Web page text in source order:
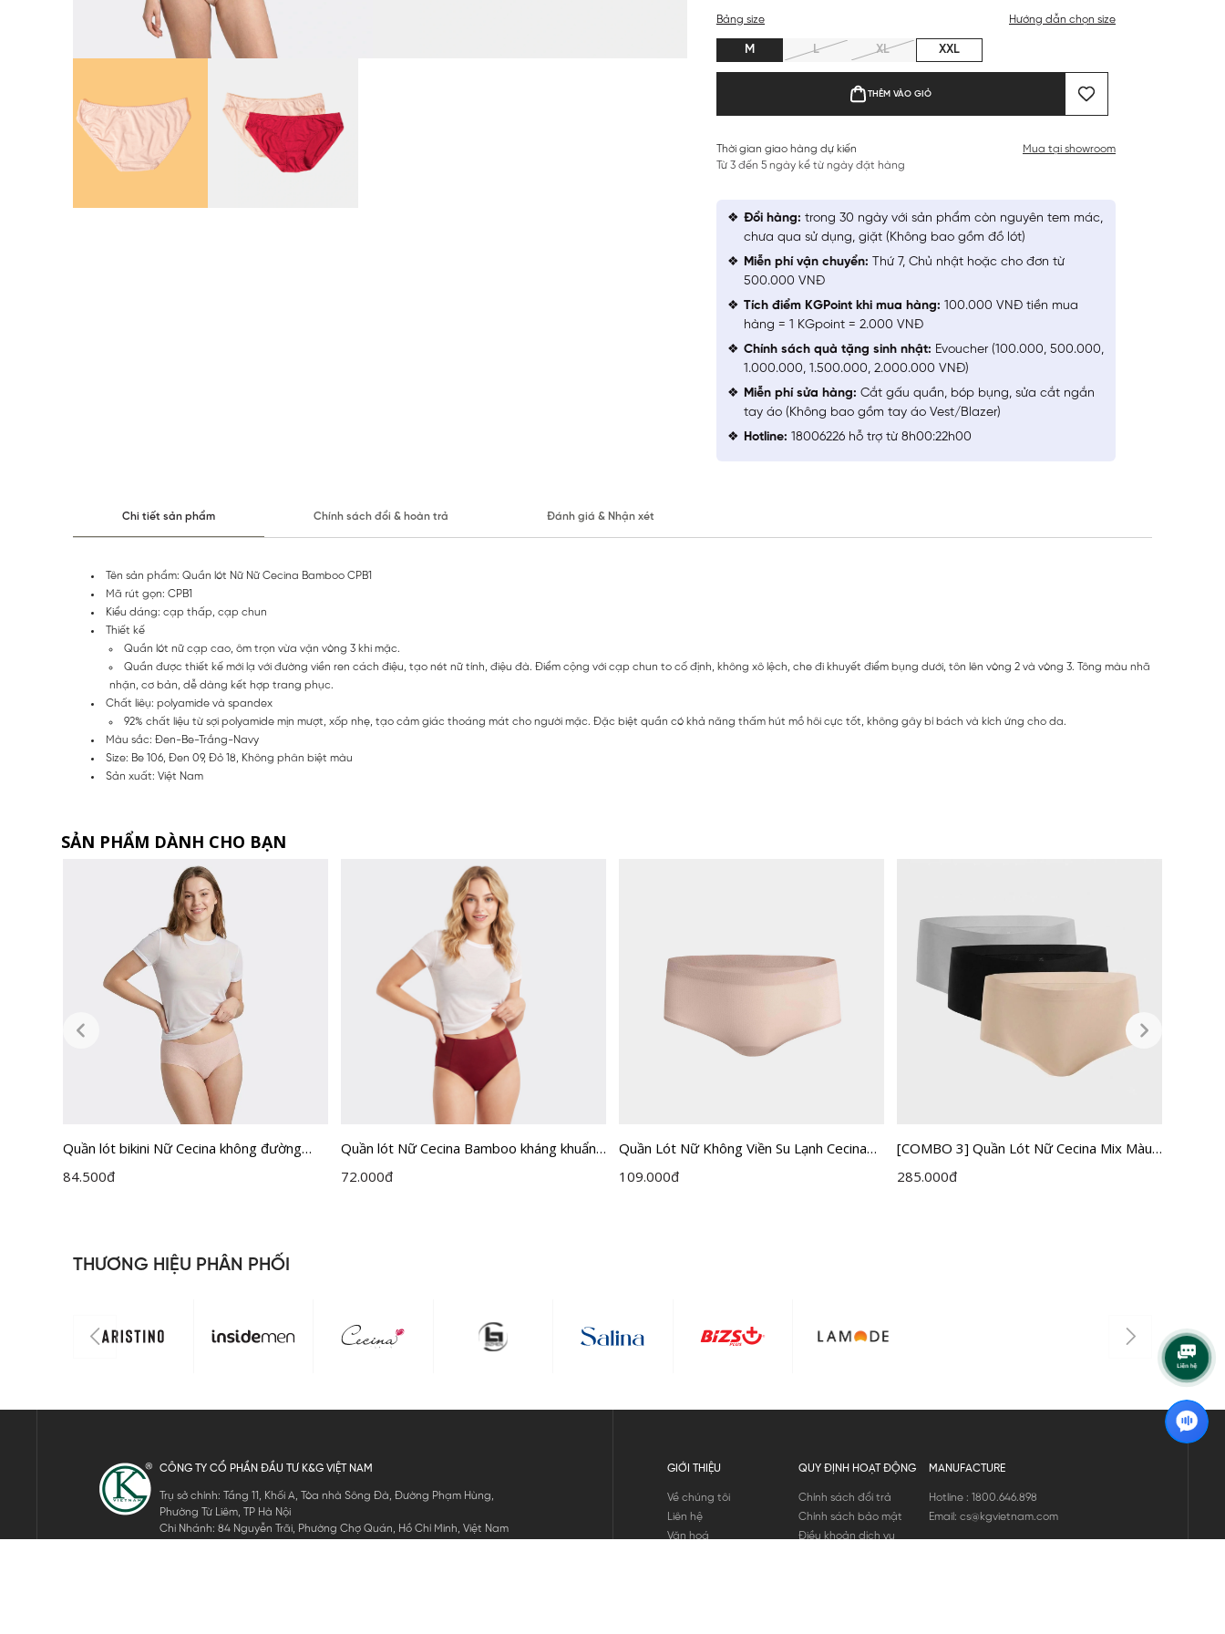
Bảng size Hướng dẫn chọn size
M L XL XXL
THÊM VÀO GIỎ
Thời gian giao hàng dự kiến
Từ 3 đến 5 ngày kể từ ngày đặt hàng
Mua tại showroom
Đổi hàng: trong 30 ngày với sản phẩm còn nguyên tem mác,
chưa qua sử dụng, giặt (Không bao gồm đồ lót)
Miễn phí vận chuyển: Thứ 7, Chủ nhật hoặc cho đơn từ
500.000 VNĐ
Tích điểm KGPoint khi mua hàng: 100.000 VNĐ tiền mua
hàng = 1 KGpoint = 2.000 VNĐ
Chính sách quà tặng sinh nhật: Evoucher (100.000, 500.000,
1.000.000, 1.500.000, 2.000.000 VNĐ)
Miễn phí sửa hàng: Cắt gấu quần, bóp bụng, sửa cắt ngắn
tay áo (Không bao gồm tay áo Vest/Blazer)
Hotline: 18006226 hỗ trợ từ 8h00:22h00
Chi tiết sản phẩm Chính sách đổi & hoàn trả Đánh giá & Nhận xét
Tên sản phẩm: Quần lót Nữ Nữ Cecina Bamboo CPB1
Mã rút gọn: CPB1
Kiểu dáng: cạp thấp, cạp chun
Thiết kế
Quần lót nữ cạp cao, ôm trọn vừa vặn vòng 3 khi mặc.
Quần được thiết kế mới lạ với đường viền ren cách điệu, tạo nét nữ tính, điệu đà. Điểm cộng với cạp chun to cố định, không xô lệch, che đi khuyết điểm bụng dưới, tôn lên vòng 2 và vòng 3. Tông màu nhã
nhặn, cơ bản, dễ dàng kết hợp trang phục.
Chất liêụ: polyamide và spandex
92% chất liệu từ sợi polyamide mịn mượt, xốp nhẹ, tạo cảm giác thoáng mát cho người mặc. Đặc biệt quần có khả năng thấm hút mồ hôi cực tốt, không gây bí bách và kích ứng cho da.
Màu sắc: Đen-Be-Trắng-Navy
Size: Be 106, Đen 09, Đỏ 18, Không phân biệt màu
Sản xuất: Việt Nam
SẢN PHẨM DÀNH CHO BẠN
Quần lót bikini Nữ Cecina không đường
may CBI004
84.500đ
Quần lót Nữ Cecina Bamboo kháng khuẩn
CBI010
72.000đ
Quần Lót Nữ Không Viền Su Lạnh Cecina
CBI003EGP01
109.000đ
[COMBO 3] Quần Lót Nữ Cecina Mix Màu
Không Đường May CBI002EDP03
285.000đ
THƯƠNG HIỆU PHÂN PHỐI
CÔNG TY CỔ PHẦN ĐẦU TƯ K&G VIỆT NAM
Trụ sở chính: Tầng 11, Khối A, Tòa nhà Sông Đà, Đường Phạm Hùng,
Phường Từ Liêm, TP Hà Nội
Chi Nhánh: 84 Nguyễn Trãi, Phường Chợ Quán, Hồ Chí Minh, Việt Nam
GIỚI THIỆU
Về chúng tôi
Liên hệ
Văn hoá
QUY ĐỊNH HOẠT ĐỘNG
Chính sách đổi trả
Chính sách bảo mật
Điều khoản dịch vụ
MANUFACTURE
Hotline : 1800.646.898
Email: cs@kgvietnam.com